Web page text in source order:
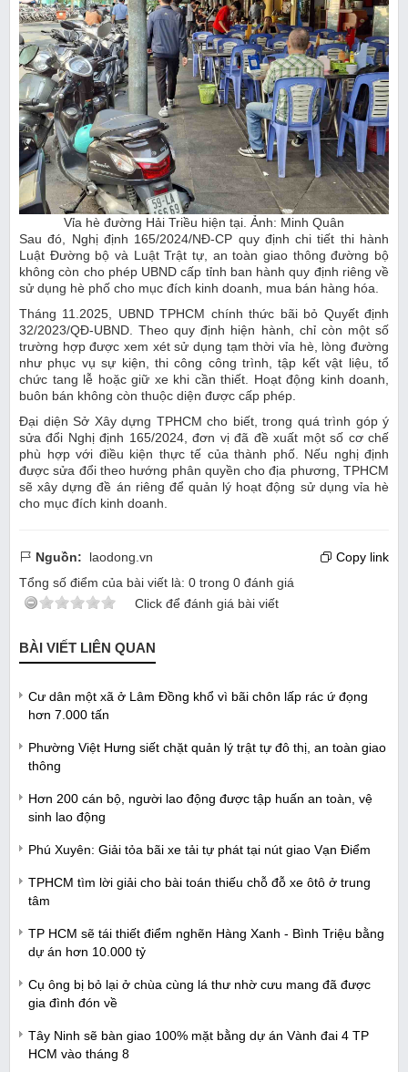
Vỉa hè đường Hải Triều hiện tại. Ảnh: Minh Quân
Sau đó, Nghị định 165/2024/NĐ-CP quy định chi tiết thi hành
Luật Đường bộ và Luật Trật tự, an toàn giao thông đường bộ
không còn cho phép UBND cấp tỉnh ban hành quy định riêng về
sử dụng hè phố cho mục đích kinh doanh, mua bán hàng hóa.
Tháng 11.2025, UBND TPHCM chính thức bãi bỏ Quyết định
32/2023/QĐ-UBND. Theo quy định hiện hành, chỉ còn một số
trường hợp được xem xét sử dụng tạm thời vỉa hè, lòng đường
như phục vụ sự kiện, thi công công trình, tập kết vật liệu, tổ
chức tang lễ hoặc giữ xe khi cần thiết. Hoạt động kinh doanh,
buôn bán không còn thuộc diện được cấp phép.
Đại diện Sở Xây dựng TPHCM cho biết, trong quá trình góp ý
sửa đổi Nghị định 165/2024, đơn vị đã đề xuất một số cơ chế
phù hợp với điều kiện thực tế của thành phố. Nếu nghị định
được sửa đổi theo hướng phân quyền cho địa phương, TPHCM
sẽ xây dựng đề án riêng để quản lý hoạt động sử dụng vỉa hè
cho mục đích kinh doanh.
Nguồn: laodong.vn
Copy link
Tổng số điểm của bài viết là: 0 trong 0 đánh giá
Click để đánh giá bài viết
BÀI VIẾT LIÊN QUAN
Cư dân một xã ở Lâm Đồng khổ vì bãi chôn lấp rác ứ đọng
hơn 7.000 tấn
Phường Việt Hưng siết chặt quản lý trật tự đô thị, an toàn giao
thông
Hơn 200 cán bộ, người lao động được tập huấn an toàn, vệ
sinh lao động
Phú Xuyên: Giải tỏa bãi xe tải tự phát tại nút giao Vạn Điểm
TPHCM tìm lời giải cho bài toán thiếu chỗ đỗ xe ôtô ở trung
tâm
TP HCM sẽ tái thiết điểm nghẽn Hàng Xanh - Bình Triệu bằng
dự án hơn 10.000 tỷ
Cụ ông bị bỏ lại ở chùa cùng lá thư nhờ cưu mang đã được
gia đình đón về
Tây Ninh sẽ bàn giao 100% mặt bằng dự án Vành đai 4 TP
HCM vào tháng 8